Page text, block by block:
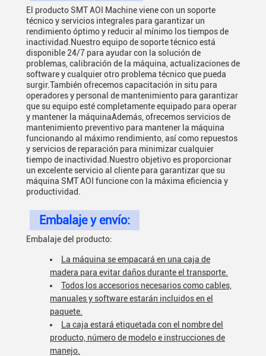
El producto SMT AOI Machine viene con un soporte
técnico y servicios integrales para garantizar un
rendimiento óptimo y reducir al mínimo los tiempos de
inactividad.Nuestro equipo de soporte técnico está
disponible 24/7 para ayudar con la solución de
problemas, calibración de la máquina, actualizaciones de
software y cualquier otro problema técnico que pueda
surgir.También ofrecemos capacitación in situ para
operadores y personal de mantenimiento para garantizar
que su equipo esté completamente equipado para operar
y mantener la máquinaAdemás, ofrecemos servicios de
mantenimiento preventivo para mantener la máquina
funcionando al máximo rendimiento, así como repuestos
y servicios de reparación para minimizar cualquier
tiempo de inactividad.Nuestro objetivo es proporcionar
un excelente servicio al cliente para garantizar que su
máquina SMT AOI funcione con la máxima eficiencia y
productividad.
Embalaje y envío:
Embalaje del producto:
La máquina se empacará en una caja de
madera para evitar daños durante el transporte.
Todos los accesorios necesarios como cables,
manuales y software estarán incluidos en el
paquete.
La caja estará etiquetada con el nombre del
producto, número de modelo e instrucciones de
manejo.